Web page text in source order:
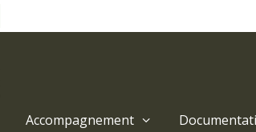
Accompagnement